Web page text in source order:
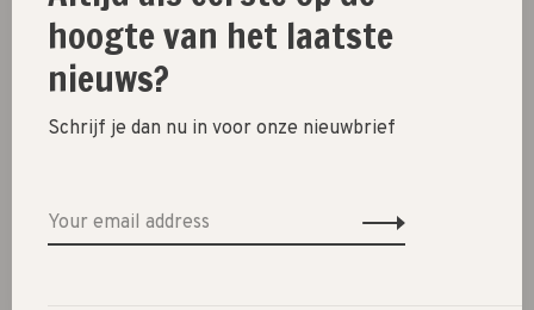
Share this product:
New
hoogte van het laatste
nieuws?
Schrijf je dan nu in voor onze nieuwbrief